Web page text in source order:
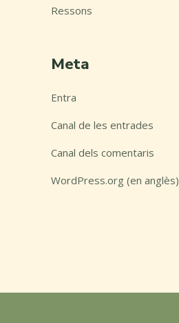
Ressons
Meta
Entra
Canal de les entrades
Canal dels comentaris
WordPress.org (en anglès)